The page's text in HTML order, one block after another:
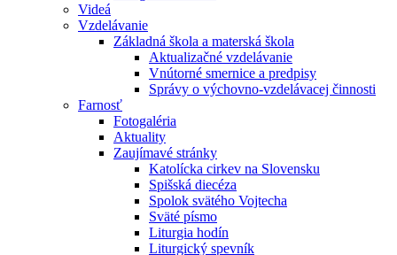
Videá
Vzdelávanie
Základná škola a materská škola
Aktualizačné vzdelávanie
Vnútorné smernice a predpisy
Správy o výchovno-vzdelávacej činnosti
Farnosť
Fotogaléria
Aktuality
Zaujímavé stránky
Katolícka cirkev na Slovensku
Spišská diecéza
Spolok svätého Vojtecha
Sväté písmo
Liturgia hodín
Liturgický spevník